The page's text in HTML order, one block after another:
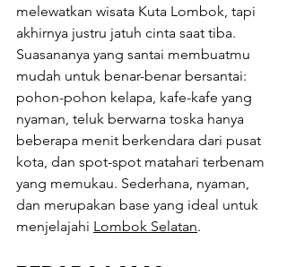
melewatkan wisata Kuta Lombok, tapi
akhirnya justru jatuh cinta saat tiba.
Suasananya yang santai membuatmu
mudah untuk benar-benar bersantai:
pohon-pohon kelapa, kafe-kafe yang
nyaman, teluk berwarna toska hanya
beberapa menit berkendara dari pusat
kota, dan spot-spot matahari terbenam
yang memukau. Sederhana, nyaman,
dan merupakan base yang ideal untuk
menjelajahi Lombok Selatan.